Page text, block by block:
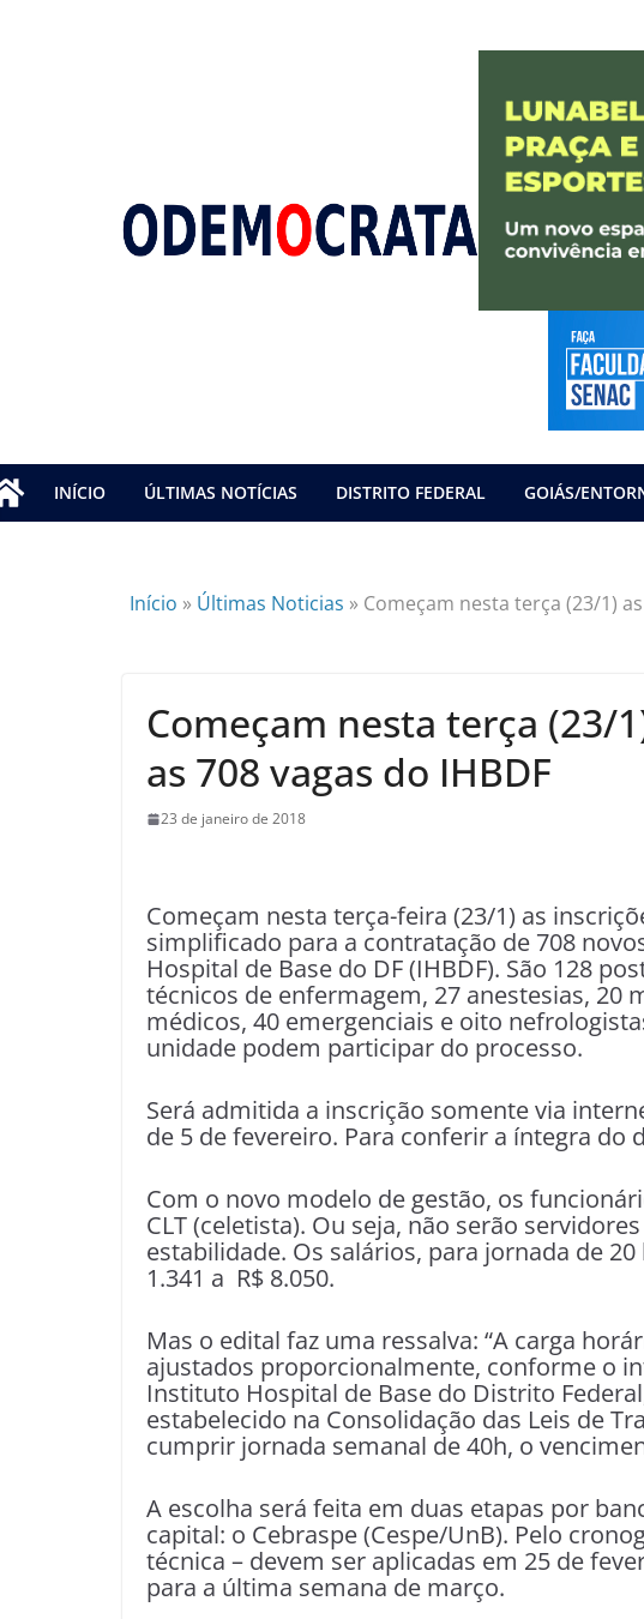
INÍCIO ÚLTIMAS NOTÍCIAS DISTRITO FEDERAL GOIÁS/
Início » Últimas Noticias » Começam nesta terça (23/1)
Começam nesta terça (23/
as 708 vagas do IHBDF
23 de janeiro de 2018
Começam nesta terça-feira (23/1) as
simplificado para a contratação de 708
Hospital de Base do DF (IHBDF). São 128
técnicos de enfermagem, 27 anestesias, 20
médicos, 40 emergenciais e oito
unidade podem participar do processo.
Será admitida a inscrição somente via
de 5 de fevereiro. Para conferir a íntegra do
Com o novo modelo de gestão, os
CLT (celetista). Ou seja, não serão
estabilidade. Os salários, para jornada de
1.341 a R$ 8.050.
Mas o edital faz uma ressalva: “A carga
ajustados proporcionalmente, conforme o
Instituto Hospital de Base do Distrito
estabelecido na Consolidação das Leis de
cumprir jornada semanal de 40h, o
A escolha será feita em duas etapas por
capital: o Cebraspe (Cespe/UnB). Pelo
técnica – devem ser aplicadas em 25 de
para a última semana de março.